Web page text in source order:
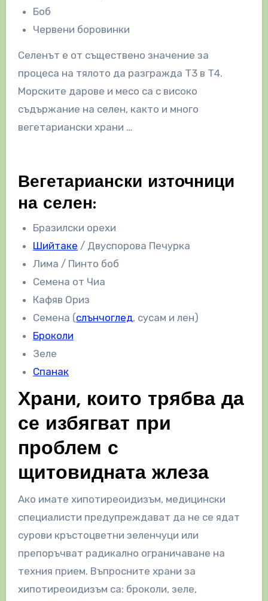
Боб
Червени боровинки
Селенът е от съществено значение за
процеса на тялото да разгражда T3 в Т4.
Морските дарове и месо са с високо
съдържание на селен, както и много
вегетариански храни …
Вегетариански източници
на селен:
Бразилски орехи
Шийтаке / Двуспорова Печурка
Лима / Пинто боб
Семена от Чиа
Кафяв Ориз
Семена (слънчоглед, сусам и лен)
Броколи
Зеле
Спанак
Храни, които трябва да
се избягват при
проблем с
щитовидната жлеза
Ако имате хипотиреоидизъм, медицински
специалисти предупреждават да не се ядат
сурови кръстоцветни зеленчуци или
препоръчват радикално ограничаване на
техния прием. Въпросните храни за
хипотиреоидизъм са: броколи, зеле,